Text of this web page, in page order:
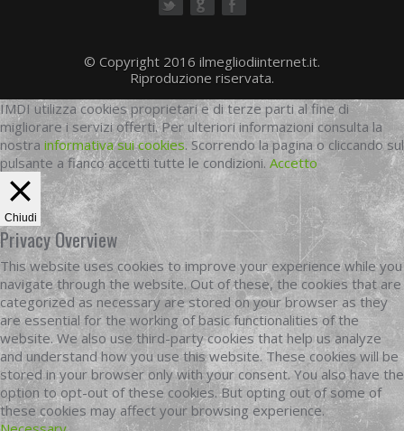
© Copyright 2016 ilmegliodiinternet.it.
Riproduzione riservata.
IMDI utilizza cookies proprietari e di terze parti al fine di
migliorare i servizi offerti. Per ulteriori informazioni consulta la
nostra informativa sui cookies. Scorrendo la pagina o cliccando sul
pulsante a fianco accetti tutte le condizioni. Accetto
Chiudi
Privacy Overview
This website uses cookies to improve your experience while you
navigate through the website. Out of these, the cookies that are
categorized as necessary are stored on your browser as they
are essential for the working of basic functionalities of the
website. We also use third-party cookies that help us analyze
and understand how you use this website. These cookies will be
stored in your browser only with your consent. You also have the
option to opt-out of these cookies. But opting out of some of
these cookies may affect your browsing experience.